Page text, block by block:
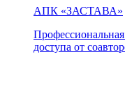
АПК «ЗАСТАВА»
доступа от